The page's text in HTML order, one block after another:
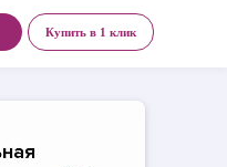
Купить в 1 клик